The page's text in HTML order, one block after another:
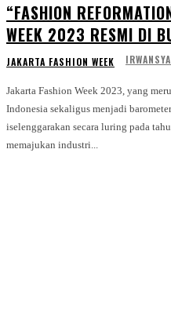
“FASHION
WEEK 2023 RESMI DI
JAKARTA FASHION WEEK
Jakarta Fashion Week 2023, yang
Indonesia sekaligus menjadi
iselenggarakan secara luring pada tahun ini. Acara ini tak hanya
memajukan industri...